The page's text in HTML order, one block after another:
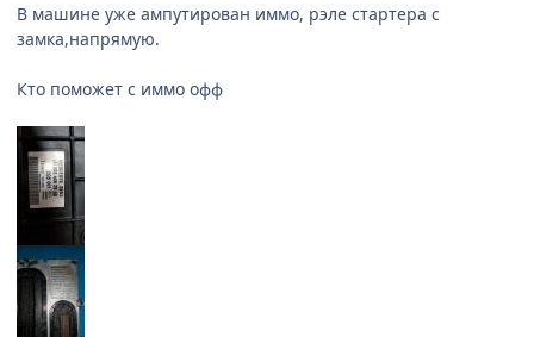
В машине уже ампутирован иммо, рэле стартера с
замка,напрямую.
Кто поможет с иммо офф